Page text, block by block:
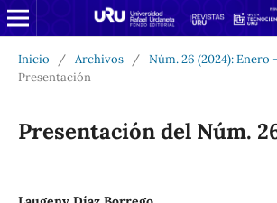
Inicio / Archivos / Núm. 26 (2024): Enero
Presentación
Presentación del Núm.